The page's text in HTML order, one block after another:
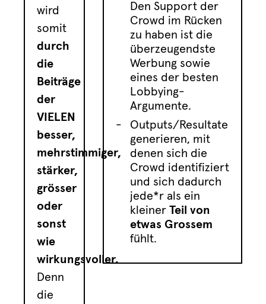
wird
somit
durch
die
Beiträge
der
VIELEN
besser,
mehrstimmiger,
stärker,
grösser
oder
sonst
wie
wirkungsvoller.
Denn
die
Den Support der
Crowd im Rücken
zu haben ist die
überzeugendste
Werbung sowie
eines der besten
Lobbying-
Argumente.
Outputs/Resultate
generieren, mit
denen sich die
Crowd identifiziert
und sich dadurch
jede*r als ein
kleiner Teil von
etwas Grossem
fühlt.